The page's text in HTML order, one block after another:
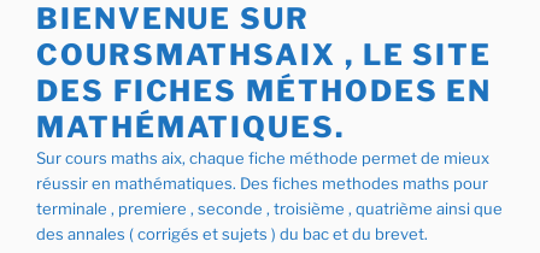
BIENVENUE SUR
COURSMATHSAIX , LE SITE
DES FICHES MÉTHODES EN
MATHÉMATIQUES.
Sur cours maths aix, chaque fiche méthode permet de mieux
réussir en mathématiques. Des fiches methodes maths pour
terminale , premiere , seconde , troisième , quatrième ainsi que
des annales ( corrigés et sujets ) du bac et du brevet.